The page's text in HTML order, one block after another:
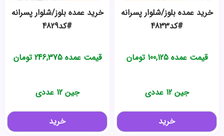
خرید عمده بلوز/شلوار پسرانه
#کد4833
قیمت عمده100,125 تومان
جین 12 عددی
خرید
خرید عمده بلوز/شلوار پسرانه
#کد4829
قیمت عمده246,375 تومان
جین 12 عددی
خرید